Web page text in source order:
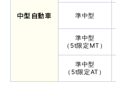
マイマイスクール笹丘
中型自動車 準中型
準中型
（5t限定MT）
準中型
（5t限定AT）